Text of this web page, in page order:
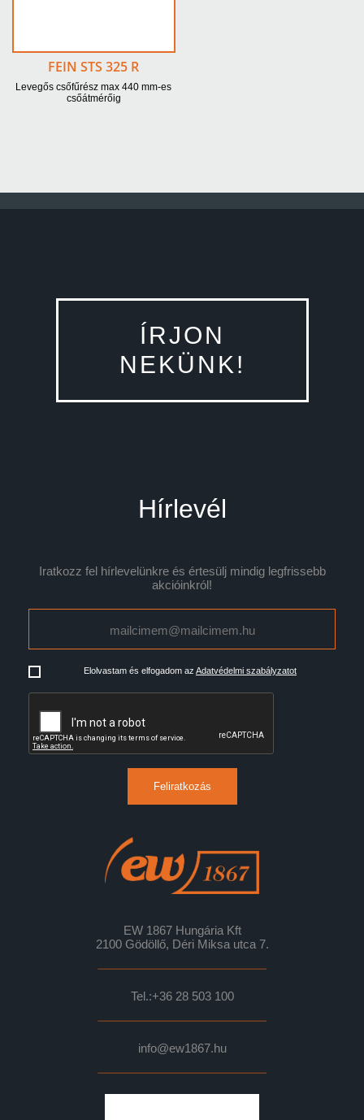
FEIN STS 325 R
Levegős csőfűrész max 440 mm-es
csőátmérőig
ÍRJON
NEKÜNK!
Hírlevél
Iratkozz fel hírlevelünkre és értesülj mindig legfrissebb
akcióinkról!
Elolvastam és elfogadom az Adatvédelmi szabályzatot
Feliratkozás
EW 1867 Hungária Kft
2100 Gödöllő, Déri Miksa utca 7.
Tel.:+36 28 503 100
info@ew1867.hu